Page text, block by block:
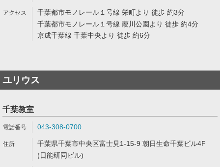
千葉都市モノレール１号線 栄町より 徒歩 約3分
千葉都市モノレール１号線 葭川公園より 徒歩 約4分
京成千葉線 千葉中央より 徒歩 約6分
ユリウス
千葉教室
043-308-0700
千葉県千葉市中央区富士見1-15-9 朝日生命千葉ビル4F
(日能研同ビル)